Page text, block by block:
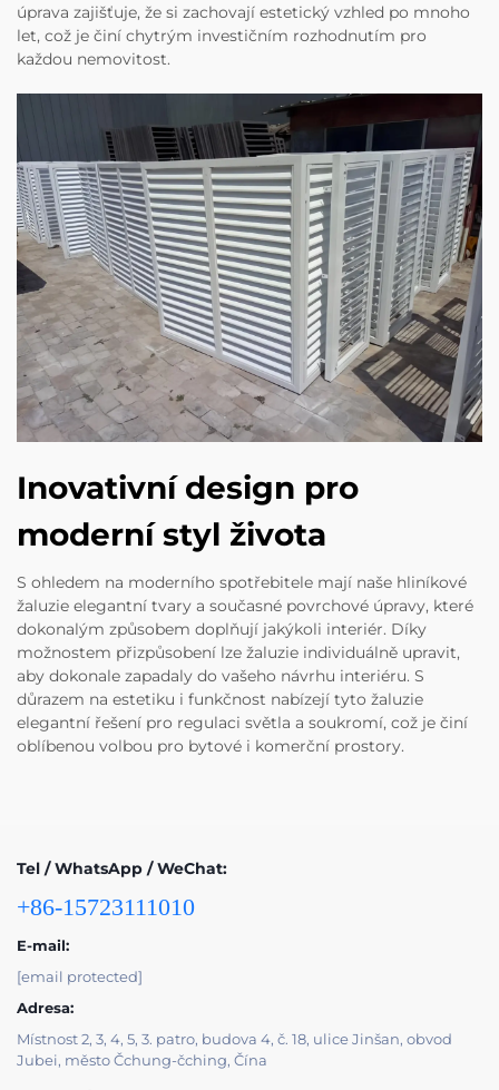
úprava zajišťuje, že si zachovají estetický vzhled po mnoho
let, což je činí chytrým investičním rozhodnutím pro
každou nemovitost.
Inovativní design pro
moderní styl života
S ohledem na moderního spotřebitele mají naše hliníkové
žaluzie elegantní tvary a současné povrchové úpravy, které
dokonalým způsobem doplňují jakýkoli interiér. Díky
možnostem přizpůsobení lze žaluzie individuálně upravit,
aby dokonale zapadaly do vašeho návrhu interiéru. S
důrazem na estetiku i funkčnost nabízejí tyto žaluzie
elegantní řešení pro regulaci světla a soukromí, což je činí
oblíbenou volbou pro bytové i komerční prostory.
Tel / WhatsApp / WeChat:
+86-15723111010
E-mail:
[email protected]
Adresa:
Místnost 2, 3, 4, 5, 3. patro, budova 4, č. 18, ulice Jinšan, obvod
Jubei, město Čchung-čching, Čína